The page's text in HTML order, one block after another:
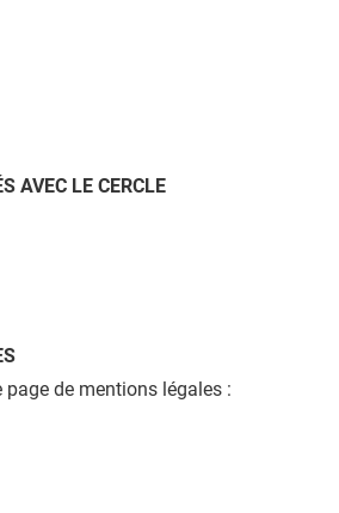
AVEC LE CERCLE
page de mentions légales :